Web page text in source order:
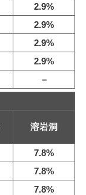
2.9%
2.9%
2.9%
2.9%
–
溶岩洞
7.8%
7.8%
7.8%